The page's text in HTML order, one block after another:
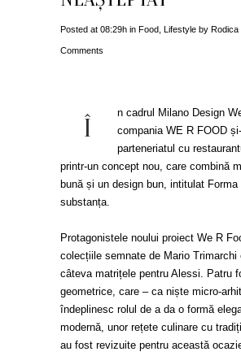
Posted at 08:29h in Food Lifestyle by Rodica
Comments
Î
n cadrul Milano Design
compania WE R FOOD
parteneriatul cu
printr-un concept nou, care combină
bună și un design bun, intitulat Forma
substanța.
Protagonistele noului proiect We R
colecțiile semnate de Mario Trimarchi
câteva matrițele pentru Alessi. Patru
geometrice, care – ca niște micro-
îndeplinesc rolul de a da o formă
modernă, unor rețete culinare cu
au fost revizuite pentru această